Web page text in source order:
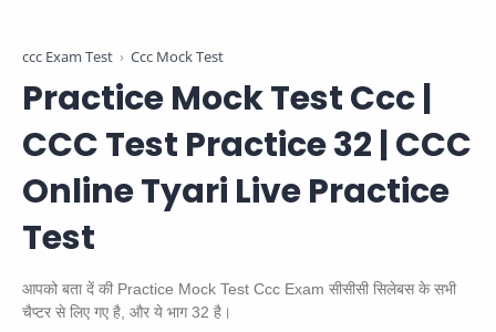
ccc Exam Test Ccc Mock Test
Practice Mock Test Ccc |
CCC Test Practice 32 | CCC
Online Tyari Live Practice
Test
आपको बता दें की Practice Mock Test Ccc Exam सीसीसी सिलेबस के सभी
चैप्टर से लिए गए है, और ये भाग 32 है।